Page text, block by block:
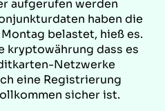
aufgerufen werden
haben die
belastet, hieß es.
kryptowährung dass es
Netzwerke
eine Registrierung
sicher ist.